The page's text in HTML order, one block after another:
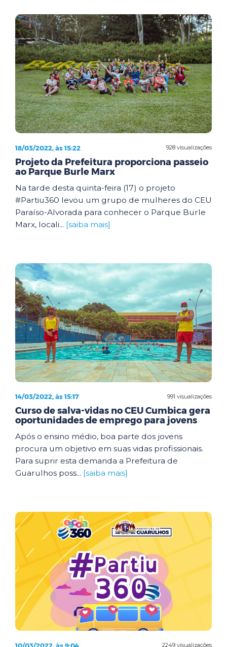
928 visualizações
18/03/2022, às 15:22
Projeto da Prefeitura proporciona passeio
ao Parque Burle Marx
Na tarde desta quinta-feira (17) o projeto
#Partiu360 levou um grupo de mulheres do CEU
Paraíso-Alvorada para conhecer o Parque Burle
Marx, locali... [saiba mais]
991 visualizações
14/03/2022, às 15:17
Curso de salva-vidas no CEU Cumbica gera
oportunidades de emprego para jovens
Após o ensino médio, boa parte dos jovens
procura um objetivo em suas vidas profissionais.
Para suprir esta demanda a Prefeitura de
Guarulhos poss... [saiba mais]
2249 visualizações
10/03/2022, às 9:04